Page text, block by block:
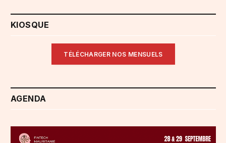
KIOSQUE
TÉLÉCHARGER NOS MENSUELS
AGENDA